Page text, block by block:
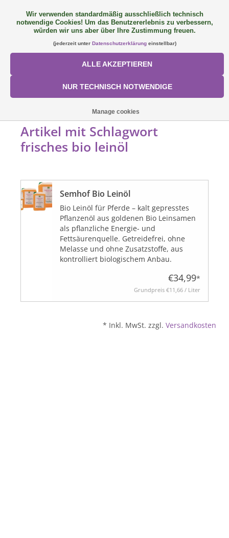
+49 (0) 9081 9025240 0 Artikel - €0,00
ALLE PRODUKTE
FÜTTERUNGSKONZEPT
AKTIONEN
BLOG
STARTSEITE/SCHLAGWORTE
Artikel mit Schlagwort
frisches bio leinöl
Semhof Bio Leinöl
Bio Leinöl für Pferde – kalt gepresstes
Pflanzenöl aus goldenen Bio Leinsamen
als pflanzliche Energie- und
Fettsäurenquelle. Getreidefrei, ohne
Melasse und ohne Zusatzstoffe, aus
kontrolliert biologischem Anbau.
€34,99*
Grundpreis €11,66 / Liter
* Inkl. MwSt. zzgl. Versandkosten
Wir verwenden standardmäßig ausschließlich technisch
notwendige Cookies! Um das Benutzererlebnis zu verbessern,
würden wir uns aber über Ihre Zustimmung freuen.
(jederzeit unter Datenschutzerklärungeinstellbar)
ALLE AKZEPTIEREN
NUR TECHNISCH NOTWENDIGE
Manage cookies